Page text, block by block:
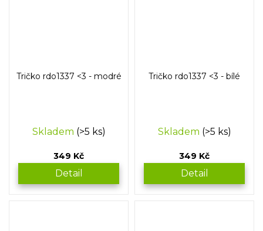
Tričko rdo1337 <3 - modré
Skladem (>5 ks)
349 Kč
Detail
Tričko rdo1337 <3 - bílé
Skladem (>5 ks)
349 Kč
Detail